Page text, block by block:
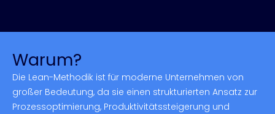
Warum?
Die Lean-Methodik ist für moderne Unternehmen von
großer Bedeutung, da sie einen strukturierten Ansatz zur
Prozessoptimierung, Produktivitätssteigerung und